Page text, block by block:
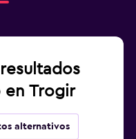
en Trogir
alternativos